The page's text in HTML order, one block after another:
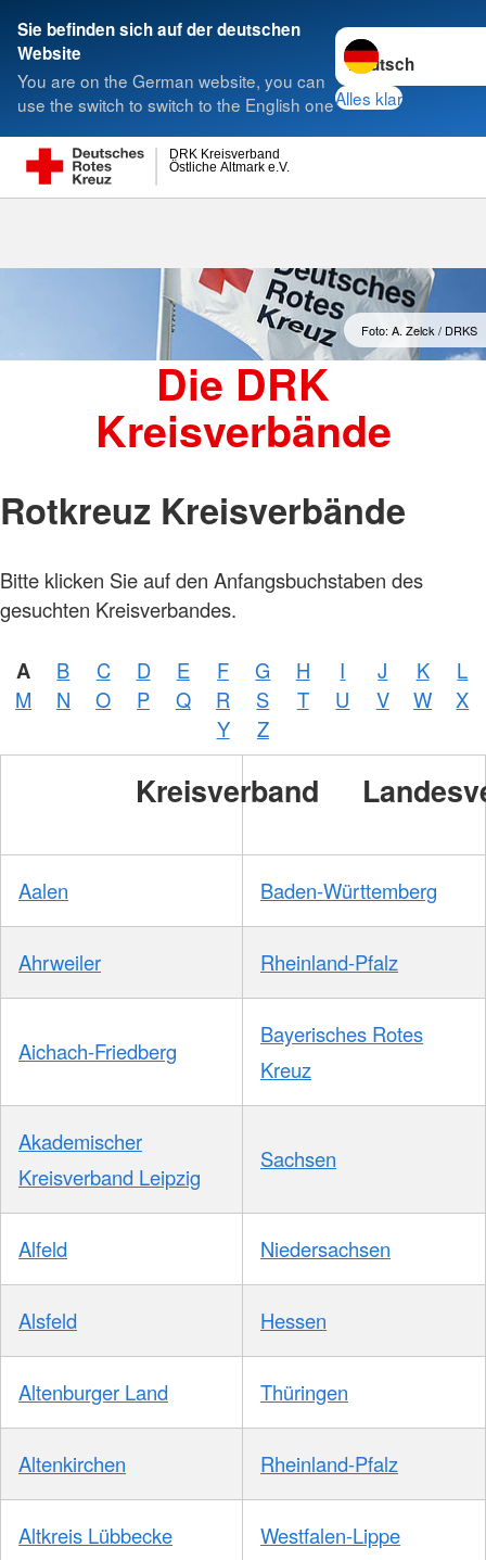
Sie befinden sich auf der deutschen
Website
You are on the German website, you can
use the switch to switch to the English one
Sprache wechseln
Alles klar
Östliche Altmark e.V.
DRK Kreisverband
Suche
Kreisverbände
Foto: A. Zelck / DRKS
Die DRK
Kreisverbände
Rotkreuz Kreisverbände
Bitte klicken Sie auf den Anfangsbuchstaben des
gesuchten Kreisverbandes.
A B C D E F G H I J K
L
M
N O P Q R S T U V W
X
Y
Z
Kreisverband
Aalen Baden-Württemberg
Ahrweiler Rheinland-Pfalz
Aichach-Friedberg
Bayerisches Rotes
Kreuz
Akademischer
Kreisverband Leipzig
Sachsen
Alfeld Niedersachsen
Alsfeld Hessen
Altenburger Land Thüringen
Altenkirchen Rheinland-Pfalz
Altkreis Lübbecke Westfalen-Lippe